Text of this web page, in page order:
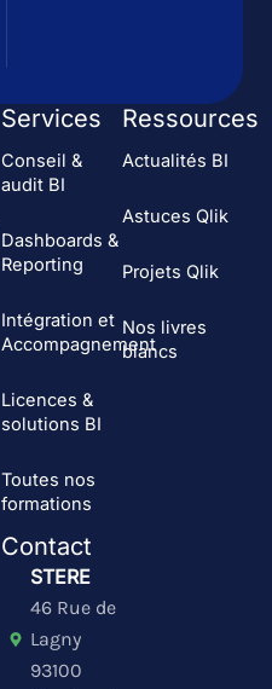
Services
Conseil &
audit BI
Dashboards &
Reporting
Intégration et
Accompagnement
Licences &
solutions BI
Toutes nos
formations
Ressources
Actualités BI
Astuces Qlik
Projets Qlik
Nos livres
blancs
Contact
STERE
46 Rue de
Lagny
93100